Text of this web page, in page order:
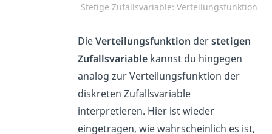
Stetige Zufallsvariable: Verteilungsfunktion
DieVerteilungsfunktion derstetigen
Zufallsvariable kannst du hingegen
analog zur Verteilungsfunktion der
diskreten Zufallsvariable
interpretieren. Hier ist wieder
eingetragen, wie wahrscheinlich es ist,